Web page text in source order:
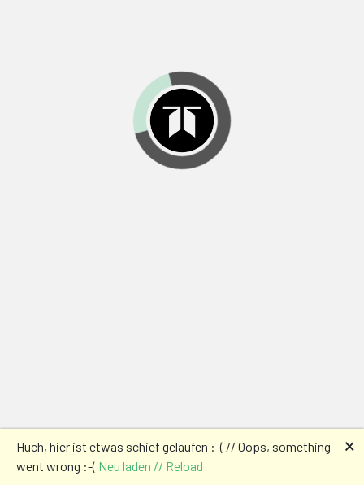
Huch, hier ist etwas schief gelaufen :-( // Oops, something
went wrong :-( Neu laden // Reload
🗙